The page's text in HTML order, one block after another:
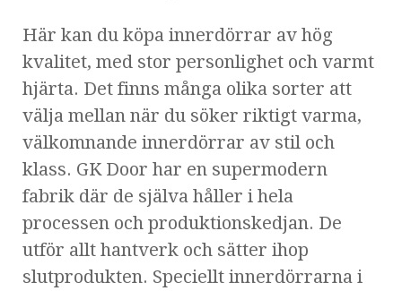
Här kan du köpa innerdörrar av hög
kvalitet, med stor personlighet och varmt
hjärta. Det finns många olika sorter att
välja mellan när du söker riktigt varma,
välkomnande innerdörrar av stil och
klass. GK Door har en supermodern
fabrik där de själva håller i hela
processen och produktionskedjan. De
utför allt hantverk och sätter ihop
slutprodukten. Speciellt innerdörrarna i